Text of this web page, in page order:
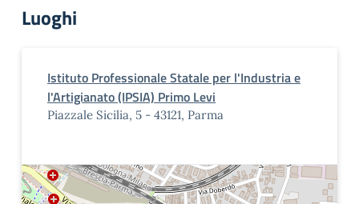
Luoghi
Istituto Professionale Statale per l'Industria e
l'Artigianato (IPSIA) Primo Levi
Piazzale Sicilia, 5 - 43121, Parma